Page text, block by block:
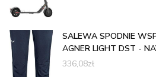
SALEWA SPODNIE
AGNER LIGHT DST -
336,08zł